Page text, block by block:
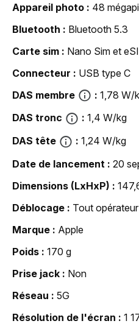
Appareil photo
48
Bluetooth
Bluetooth 5.3
Carte sim
Nano Sim et
Connecteur
USB type C
DAS membre
1,78 W/
DAS tronc
1,4 W/kg
DAS tête
1,24 W/kg
Date de lancement
20
Dimensions (LxHxP)
Déblocage
Tout opérateur
Marque
Apple
Poids
170 g
Prise jack
Non
Réseau
5G
Résolution de l'écran
1